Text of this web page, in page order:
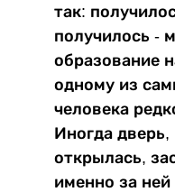
так:
получилось -
образование
одному из
человека
Иногда дверь,
открылась,
именно за